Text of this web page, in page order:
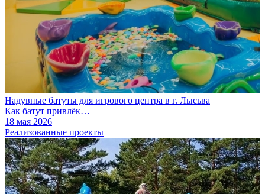
Надувные батуты для игрового центра в г. Лысьва
Как батут привлёк…
18 мая 2026
Реализованные проекты